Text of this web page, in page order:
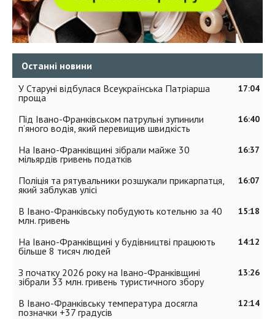
Останні новини
17:04
У Старуні відбулася Всеукраїнська Патріарша
проща
16:40
Під Івано-Франківськом патрульні зупинили
п’яного водія, який перевищив швидкість
16:37
На Івано-Франківщині зібрали майже 30
мільярдів гривень податків
16:07
Поліція та рятувальники розшукали прикарпатця,
який заблукав улісі
15:18
В Івано-Франківську побудують котельню за 40
млн. гривень
14:12
На Івано-Франківщині у будівництві працюють
більше 8 тисяч людей
13:26
З початку 2026 року на Івано-Франківщині
зібрали 33 млн. гривень туристичного збору
12:14
В Івано-Франківську температура досягла
позначки +37 градусів